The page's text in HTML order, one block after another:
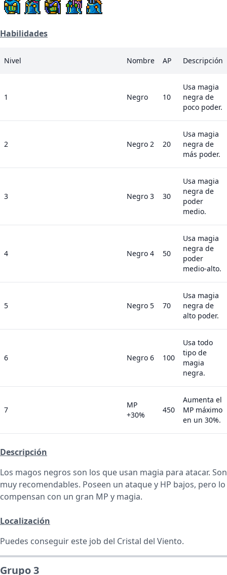
Habilidades
Nivel Nombre AP Descripción
1 Negro 10
Usa magia
negra de
poco poder.
2 Negro 2 20
Usa magia
negra de
más poder.
3 Negro 3 30
Usa magia
negra de
poder
medio.
4 Negro 4 50
Usa magia
negra de
poder
medio-alto.
5 Negro 5 70
Usa magia
negra de
alto poder.
6 Negro 6 100
Usa todo
tipo de
magia
negra.
7
MP
+30%
450
Aumenta el
MP máximo
en un 30%.
Descripción
Los magos negros son los que usan magia para atacar. Son
muy recomendables. Poseen un ataque y HP bajos, pero lo
compensan con un gran MP y magia.
Localización
Puedes conseguir este job del Cristal del Viento.
Grupo 3